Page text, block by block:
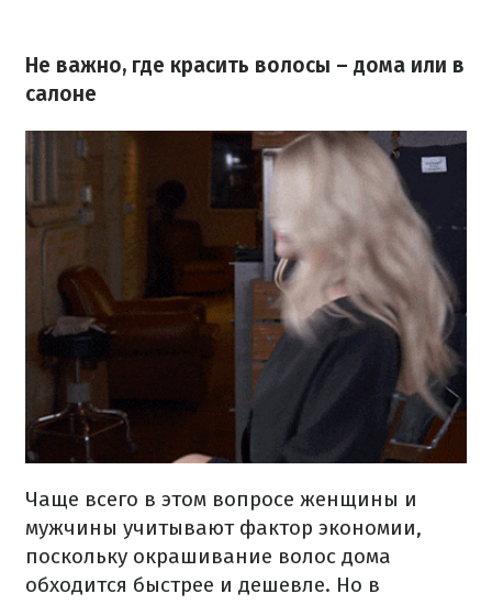
Не важно, где красить волосы – дома или в
салоне
Чаще всего в этом вопросе женщины и
мужчины учитывают фактор экономии,
поскольку окрашивание волос дома
обходится быстрее и дешевле. Но в